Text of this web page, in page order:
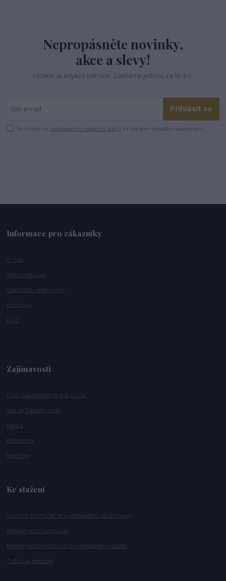
Nepropásněte novinky,
akce a slevy!
Můžete se kdykoli odhlásit. Zasíláme jednou za 14 dní.
Přihlásit se
Souhlasím se zpracováním osobních údajů za účelem rozesílky newsletteru.
Informace pro zákazníky
O nás
Vše o nákupu
Obchodní podmínky
Kontakty
FAQ
Zajímavosti
Proč nakupovat právě u nás
Jak se Gazelky nosí
Média
Reference
Novinky
Ke stažení
Vzorový formulář pro odstoupení od smlouvy
Reklamační formulář
Reklamační formulář pro nesplnění jakosti
Tabulka velikosti